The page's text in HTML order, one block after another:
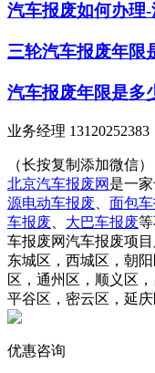
汽车报废如何办理
三轮汽车报废年限
汽车报废年限是多
业务经理 13120252383
（长按复制添加微信）
北京汽车报废网 是一
源电动车报废
面包
车报废
大巴车报废
车报废网汽车报废项
东城区，西城区，朝
区，通州区，顺义区
平谷区，密云区，延庆
优惠咨询